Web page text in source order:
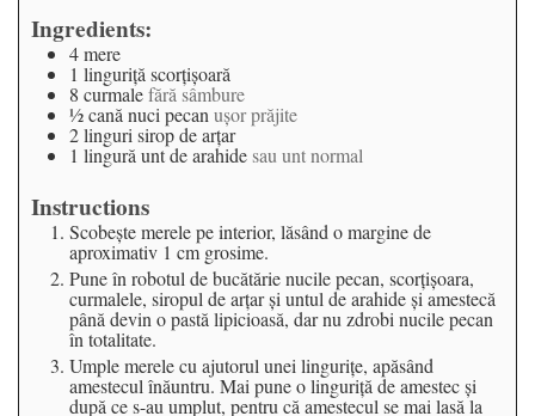
Ingredients:
4mere
1 linguriţă scorţişoară
8 curmalefără sâmbure
½cană nuci pecan uşor prăjite
2linguri sirop de arţar
1 lingură unt de arahidesau unt normal
Instructions
Scobeşte merele pe interior, lăsând o margine de
aproximativ 1 cm grosime.
Pune în robotul de bucătărie nucile pecan, scorţişoara,
curmalele, siropul de arţar şi untul de arahide şi amestecă
până devin o pastă lipicioasă, dar nu zdrobi nucile pecan
în totalitate.
Umple merele cu ajutorul unei linguriţe, apăsând
amestecul înăuntru. Mai pune o linguriţă de amestec şi
după ce s-au umplut, pentru că amestecul se mai lasă la